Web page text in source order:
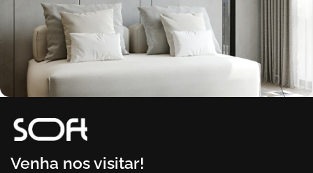
Venha nos visitar!